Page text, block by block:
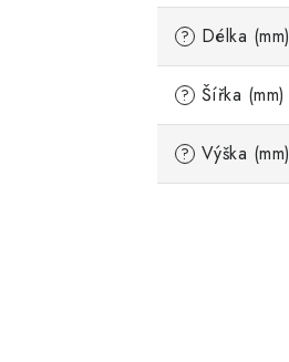
? Délka (mm)
? Šířka (mm)
? Výška (mm)